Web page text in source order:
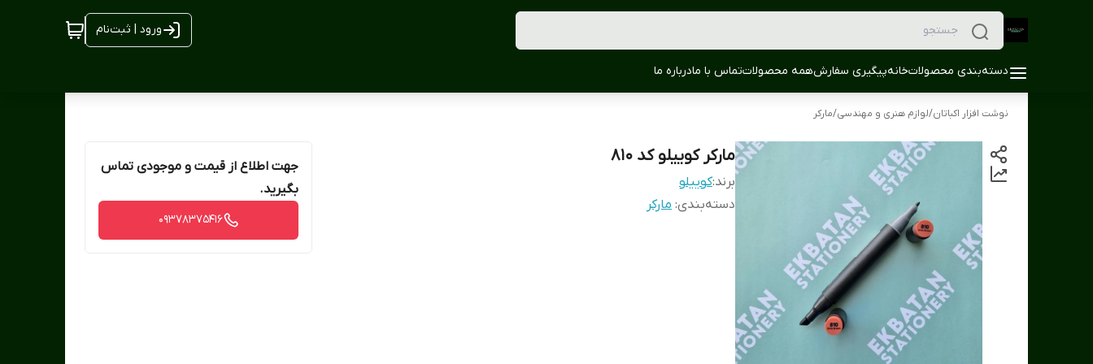
ورود | ثبت‌نام
دسته‌بندی محصولاتخانهپیگیری سفارشهمه محصولاتتماس با مادرباره ما
نوشت افزار اکباتان/لوازم هنری و مهندسی/مارکر
مارکر کوییلو کد 810
برند:کوییلو
دسته‌بندی: مارکر
جهت اطلاع از قیمت و موجودی تماس
بگیرید.
09378375416